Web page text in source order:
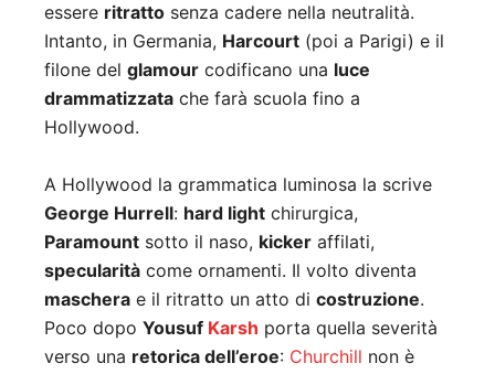
essere ritratto senza cadere nella neutralità.
Intanto, in Germania, Harcourt (poi a Parigi) e il
filone del glamour codificano una luce
drammatizzata che farà scuola fino a
Hollywood.
A Hollywood la grammatica luminosa la scrive
George Hurrell: hard light chirurgica,
Paramount sotto il naso, kicker affilati,
specularità come ornamenti. Il volto diventa
maschera e il ritratto un atto di costruzione.
Poco dopo Yousuf Karsh porta quella severità
verso una retorica dell’eroe: Churchill non è